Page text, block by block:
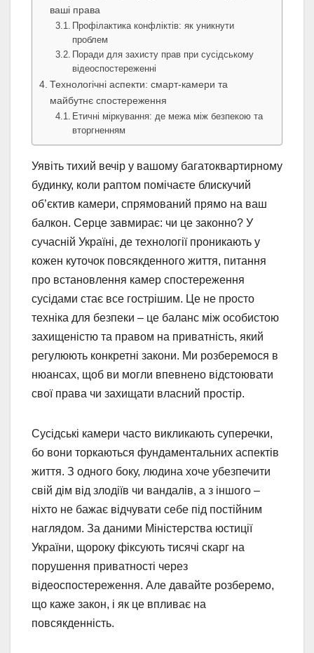
ваші права
Профілактика конфліктів: як уникнути
проблем
Поради для захисту прав при сусідському
відеоспостереженні
Технологічні аспекти: смарт-камери та
майбутнє спостереження
Етичні міркування: де межа між безпекою та
вторгненням
Уявіть тихий вечір у вашому багатоквартирному
будинку, коли раптом помічаєте блискучий
об’єктив камери, спрямований прямо на ваш
балкон. Серце завмирає: чи це законно? У
сучасній Україні, де технології проникають у
кожен куточок повсякденного життя, питання
про встановлення камер спостереження
сусідами стає все гострішим. Це не просто
техніка для безпеки – це баланс між особистою
захищеністю та правом на приватність, який
регулюють конкретні закони. Ми розберемося в
нюансах, щоб ви могли впевнено відстоювати
свої права чи захищати власний простір.
Сусідські камери часто викликають суперечки,
бо вони торкаються фундаментальних аспектів
життя. З одного боку, людина хоче убезпечити
свій дім від злодіїв чи вандалів, а з іншого –
ніхто не бажає відчувати себе під постійним
наглядом. За даними Міністерства юстиції
України, щороку фіксують тисячі скарг на
порушення приватності через
відеоспостереження. Але давайте розберемо,
що каже закон, і як це впливає на
повсякденність.